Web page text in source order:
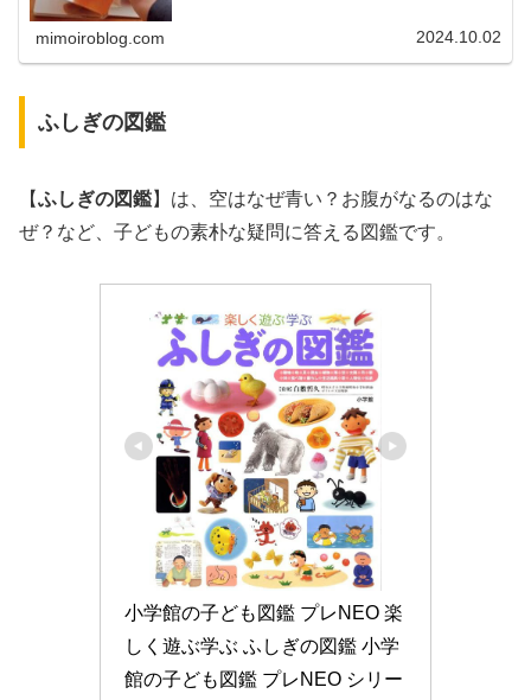
mimoiroblog.com 2024.10.02
ふしぎの図鑑
【ふしぎの図鑑】は、空はなぜ青い？お腹がなるのはな
ぜ？など、子どもの素朴な疑問に答える図鑑です。
小学館の子ども図鑑 プレNEO 楽
しく遊ぶ学ぶ ふしぎの図鑑 小学
館の子ども図鑑 プレNEO シリー